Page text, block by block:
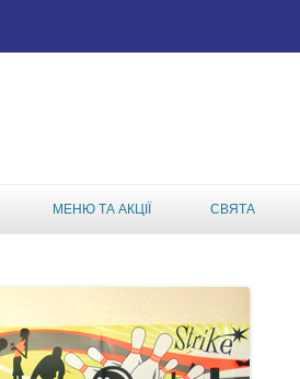
AMATEUR BOWLING
LEAGUE
МЕНЮ ТА АКЦІЇ СВЯТА
НАРОДЖЕННЯ
КОРПОРАТИВ,